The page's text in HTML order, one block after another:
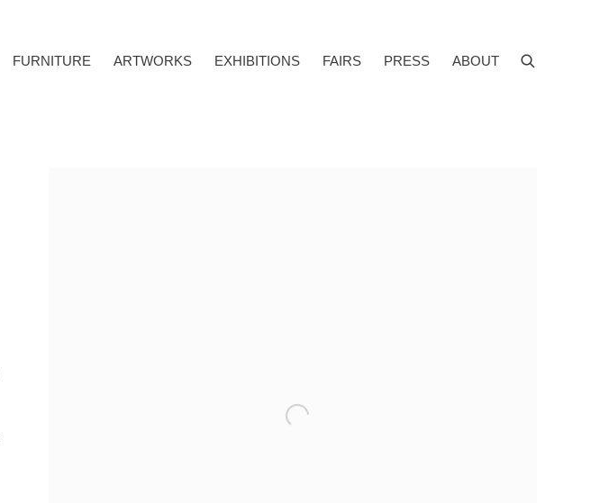
FURNITURE ARTWORKS EXHIBITIONS FAIRS PRESS ABOUT